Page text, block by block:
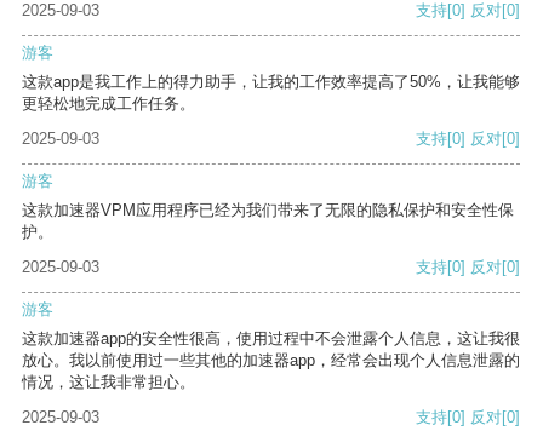
2025-09-03
支持[0] 反对[0]
游客
这款app是我工作上的得力助手，让我的工作效率提高了50%，让我能够
更轻松地完成工作任务。
2025-09-03
支持[0] 反对[0]
游客
这款加速器VPM应用程序已经为我们带来了无限的隐私保护和安全性保
护。
2025-09-03
支持[0] 反对[0]
游客
这款加速器app的安全性很高，使用过程中不会泄露个人信息，这让我很
放心。我以前使用过一些其他的加速器app，经常会出现个人信息泄露的
情况，这让我非常担心。
2025-09-03
支持[0] 反对[0]